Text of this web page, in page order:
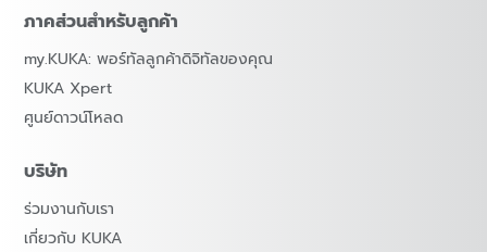
ภาคส่วนสำหรับลูกค้า
my.KUKA: พอร์ทัลลูกค้าดิจิทัลของคุณ
KUKA Xpert
ศูนย์ดาวน์โหลด
บริษัท
ร่วมงานกับเรา
เกี่ยวกับ KUKA